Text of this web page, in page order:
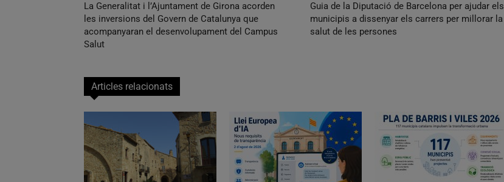
La Generalitat i l’Ajuntament de Girona acorden
les inversions del Govern de Catalunya que
acompanyaran el desenvolupament del Campus
Salut
Guia de la Diputació de Barcelona per ajudar els
municipis a dissenyar els carrers per millorar la
salut de les persones
Articles relacionats